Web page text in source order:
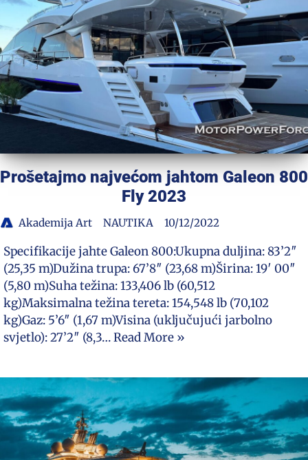
Prošetajmo najvećom jahtom Galeon 800
Fly 2023
Akademija Art NAUTIKA 10/12/2022
Specifikacije jahte Galeon 800:Ukupna duljina: 83’2″
(25,35 m)Dužina trupa: 67’8″ (23,68 m)Širina: 19′ 00″
(5,80 m)Suha težina: 133,406 lb (60,512
kg)Maksimalna težina tereta: 154,548 lb (70,102
kg)Gaz: 5’6″ (1,67 m)Visina (uključujući jarbolno
svjetlo): 27’2″ (8,3…Read More »